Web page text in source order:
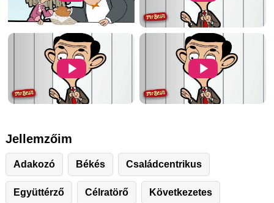
Jellemzőim
Adakozó Békés Családcentrikus
Együttérző Célratörő Következetes